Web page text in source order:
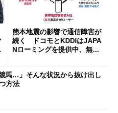
熊本地震の影響で通信障害が
続く ドコモとKDDIはJAPA
Nローミングを提供中、無料
競馬…」そんな状況から抜け出し
方法